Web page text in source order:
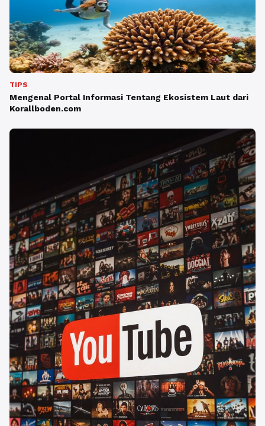
TIPS
Mengenal Portal Informasi Tentang Ekosistem Laut dari
Korallboden.com